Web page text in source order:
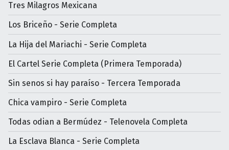
Tres Milagros Mexicana
Los Briceño - Serie Completa
La Hija del Mariachi - Serie Completa
El Cartel Serie Completa (Primera Temporada)
Sin senos si hay paraíso - Tercera Temporada
Chica vampiro - Serie Completa
Todas odian a Bermúdez - Telenovela Completa
La Esclava Blanca - Serie Completa